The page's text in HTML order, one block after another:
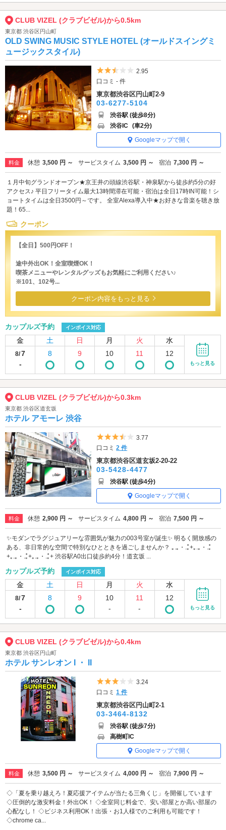
CLUB VIZEL (クラブビゼル)から0.5km
東京都 渋谷区円山町
OLD SWING MUSIC STYLE HOTEL (オールドスイングミ
ュージックスタイル)
5つ星のうち2.5
2.95
口コミ - 件
東京都渋谷区円山町2-9
03-6277-5104
渋谷駅 (徒歩8分)
渋谷IC (車2分)
Googleマップで開く
料金 休憩 3,500 円 ～ サービスタイム 3,500 円 ～ 宿泊 7,300 円 ～
１月中旬グランドオープン★京王井の頭線渋谷駅・神泉駅から徒歩約5分の好
アクセス♪ 平日フリータイム最大13時間滞在可能・宿泊は全日17時IN可能！シ
ョートタイムは全日3500円～です。 全室Alexa導入中★お好きな音楽を聴き放
題！65...
クーポン
【全日】500円OFF！
途中外出OK！全室喫煙OK！
喫茶メニューやレンタルグッズもお気軽にご利用ください♪
※101、102号...
クーポン内容をもっと見る
カップルズ予約 インボイス対応
金 土 日 月 火 水
8/7
-
8 9 10 11 12
もっと見る
CLUB VIZEL (クラブビゼル)から0.3km
東京都 渋谷区道玄坂
ホテル アモーレ 渋谷
5つ星のうち3.5
3.77
口コミ2 件
東京都渋谷区道玄坂2-20-22
03-5428-4477
渋谷駅 (徒歩4分)
Googleマップで開く
料金 休憩 2,900 円 ～ サービスタイム 4,800 円 ～ 宿泊 7,500 円 ～
✨モダンでラグジュアリーな雰囲気が魅力の003号室が誕生✨ 明るく開放感の
ある、非日常的な空間で特別なひとときを過ごしませんか？ ｡.｡・.｡゚+｡.｡・.｡゚
+｡.｡・.｡゚+｡.｡・.｡゚+ 渋谷駅A0出口徒歩約4分！道玄坂 ...
カップルズ予約 インボイス対応
金 土 日 月 火 水
8/7
-
8 9
10
-
11
-
12
もっと見る
CLUB VIZEL (クラブビゼル)から0.4km
東京都 渋谷区円山町
ホテル サンレオン I ・ II
5つ星のうち3
3.24
口コミ1 件
東京都渋谷区円山町2-1
03-3464-8132
渋谷駅 (徒歩7分)
高樹町IC
Googleマップで開く
料金 休憩 3,500 円 ～ サービスタイム 4,000 円 ～ 宿泊 7,900 円 ～
◇「夏を乗り越えろ！夏応援アイテムが当たる三角くじ」を開催しています
◇圧倒的な激安料金！外出OK！ ◇全室同じ料金で、安い部屋とか高い部屋の
心配なし！ ◇ビジネス利用OK！出張・お1人様でのご利用も可能です！
◇chrome ca...